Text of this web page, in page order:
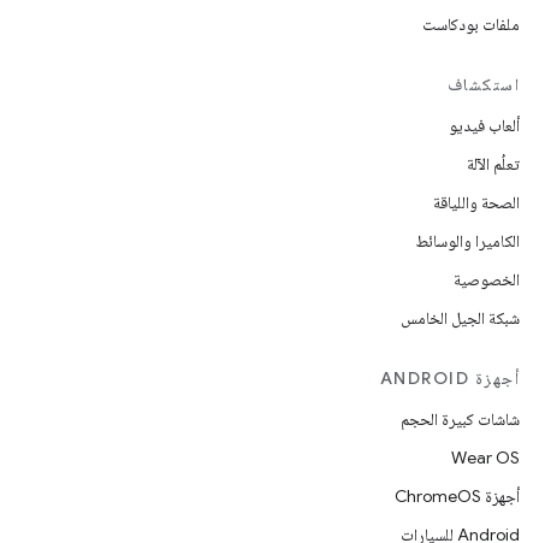
ملفات بودكاست
استكشاف
ألعاب فيديو
تعلُم الآلة
الصحة واللياقة
الكاميرا والوسائط
الخصوصية
شبكة الجيل الخامس
أجهزة ANDROID
شاشات كبيرة الحجم
Wear OS
أجهزة ChromeOS
Android للسيارات